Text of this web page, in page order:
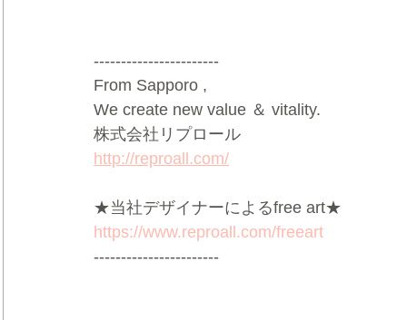
-----------------------
From Sapporo ,
We create new value ＆ vitality.
株式会社リプロール
http://reproall.com/
★当社デザイナーによるfree art★
https://www.reproall.com/freeart
-----------------------